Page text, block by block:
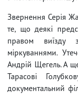
Звернення Серія
те, що деякі
правом виїзду
міркуваннями.
Андрій Щегель. А
Тарасові
документальний